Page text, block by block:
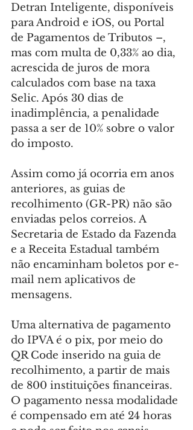
Detran Inteligente, disponíveis
para Android e iOS, ou Portal
de Pagamentos de Tributos –,
mas com multa de 0,33% ao dia,
acrescida de juros de mora
calculados com base na taxa
Selic. Após 30 dias de
inadimplência, a penalidade
passa a ser de 10% sobre o valor
do imposto.
Assim como já ocorria em anos
anteriores, as guias de
recolhimento (GR-PR) não são
enviadas pelos correios. A
Secretaria de Estado da Fazenda
e a Receita Estadual também
não encaminham boletos por e-
mail nem aplicativos de
mensagens.
Uma alternativa de pagamento
do IPVA é o pix, por meio do
QR Code inserido na guia de
recolhimento, a partir de mais
de 800 instituições financeiras.
O pagamento nessa modalidade
é compensado em até 24 horas